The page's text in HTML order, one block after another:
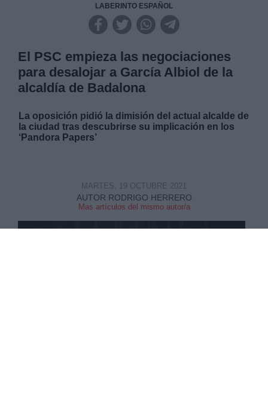
LABERINTO ESPAÑOL
El PSC empieza las negociaciones
para desalojar a García Albiol de la
alcaldía de Badalona
La oposición pidió la dimisión del actual alcalde de
la ciudad tras descubrirse su implicación en los
‘Pandora Papers’
AUTOR RODRIGO HERRERO
Mas artículos del mismo autor/a
MARTES, 19 OCTUBRE 2021